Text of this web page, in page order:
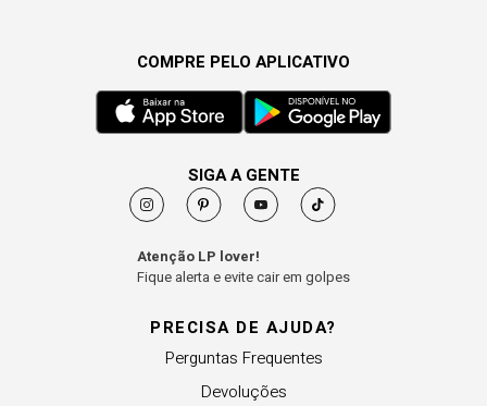
PRECISA DE AJUDA?
Perguntas Frequentes
Devoluções
COMPRE PELO APLICATIVO
SIGA A GENTE
Atenção LP lover!
Fique alerta e evite cair em golpes